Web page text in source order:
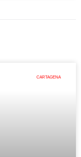
CARTAGENA